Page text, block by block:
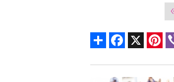
Share Facebook